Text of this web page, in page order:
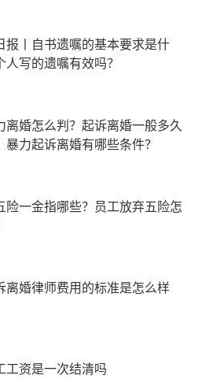
报丨自书遗嘱的基本要求是什
人写的遗嘱有效吗？
离婚怎么判？起诉离婚一般多久
暴力起诉离婚有哪些条件？
险一金指哪些？员工放弃五险怎
离婚律师费用的标准是怎么样
工资是一次结清吗